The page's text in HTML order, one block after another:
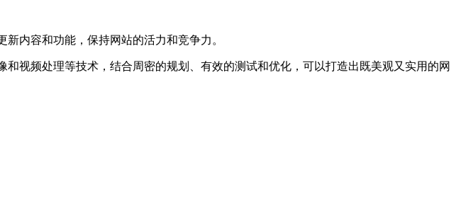
内容和功能，保持网站的活力和竞争力。
视频处理等技术，结合周密的规划、有效的测试和优化，可以打造出既美观又实用的网